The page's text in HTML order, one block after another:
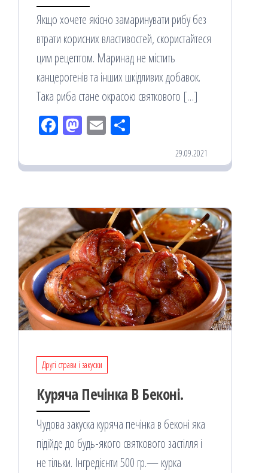
Якщо хочете якісно замаринувати рибу без
втрати корисних властивостей, скористайтеся
цим рецептом. Маринад не містить
канцерогенів та інших шкідливих добавок.
Така риба стане окрасою святкового […]
Fac
eb
oo
M
ast
od
Em
ail
ит
я
29.09.2021
Другі страви і закуски
Куряча Печінка В Беконі.
Чудова закуска куряча печінка в беконі яка
підійде до будь-якого святкового застілля і
не тільки. Інгредієнти 500 гр.— курка